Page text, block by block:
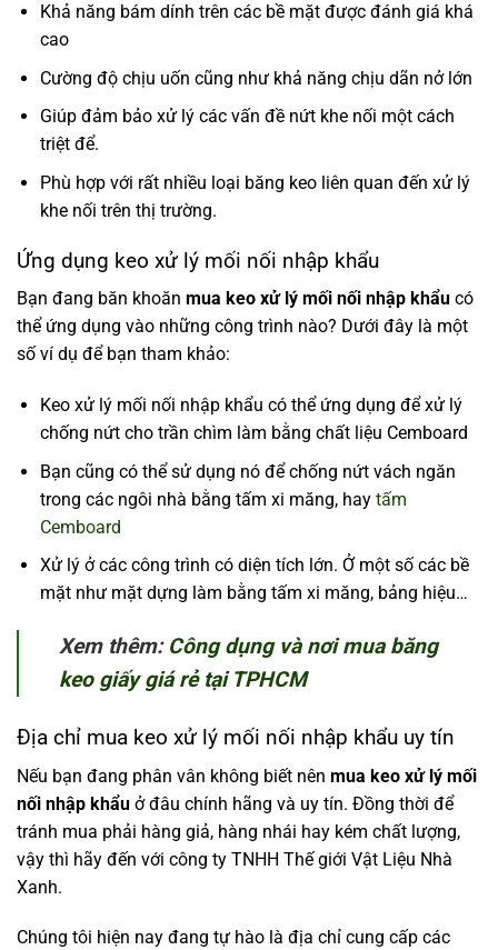
Khả năng bám dính trên các bề mặt được đánh giá khá
cao
Cường độ chịu uốn cũng như khả năng chịu dãn nở lớn
Giúp đảm bảo xử lý các vấn đề nứt khe nối một cách
triệt để.
Phù hợp với rất nhiều loại băng keo liên quan đến xử lý
khe nối trên thị trường.
Ứng dụng keo xử lý mối nối nhập khẩu
Bạn đang băn khoăn mua keo xử lý mối nối nhập khẩu có
thể ứng dụng vào những công trình nào? Dưới đây là một
số ví dụ để bạn tham khảo:
Keo xử lý mối nối nhập khẩu có thể ứng dụng để xử lý
chống nứt cho trần chìm làm bằng chất liệu Cemboard
Bạn cũng có thể sử dụng nó để chống nứt vách ngăn
trong các ngôi nhà bằng tấm xi măng, hay tấm
Cemboard
Xử lý ở các công trình có diện tích lớn. Ở một số các bề
mặt như mặt dựng làm bằng tấm xi măng, bảng hiệu…
Xem thêm: Công dụng và nơi mua băng
keo giấy giá rẻ tại TPHCM
Địa chỉ mua keo xử lý mối nối nhập khẩu uy tín
Nếu bạn đang phân vân không biết nên mua keo xử lý mối
nối nhập khẩu ở đâu chính hãng và uy tín. Đồng thời để
tránh mua phải hàng giả, hàng nhái hay kém chất lượng,
vậy thì hãy đến với công ty TNHH Thế giới Vật Liệu Nhà
Xanh.
Chúng tôi hiện nay đang tự hào là địa chỉ cung cấp các